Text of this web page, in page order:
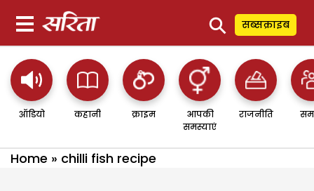
⚲ सब्सक्राइब
ऑडियो कहानी क्राइम
आपकी
समस्याएं
राजनीति
Home » chilli fish recipe